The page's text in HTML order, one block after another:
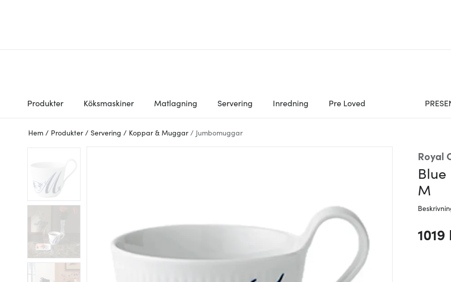
Produkter Köksmaskiner Matlagning Servering Inredning Pre Loved
Hem / Produkter / Servering / Koppar & Muggar / Jumbomuggar
Royal
M